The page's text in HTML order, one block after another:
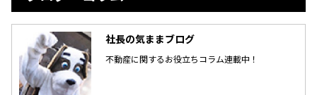
社長の気ままブログ
不動産に関するお役立ちコラム連載中！